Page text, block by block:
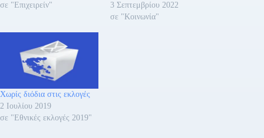
σε "Επιχειρείν"
3 Σεπτεμβρίου 2022
σε "Κοινωνία"
Χωρίς διόδια στις εκλογές
2 Ιουλίου 2019
σε "Εθνικές εκλογές 2019"